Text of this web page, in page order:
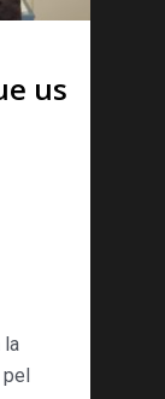
us
la
pel